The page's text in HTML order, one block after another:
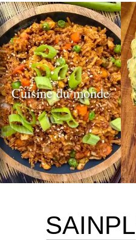
publications
Cuisine du monde